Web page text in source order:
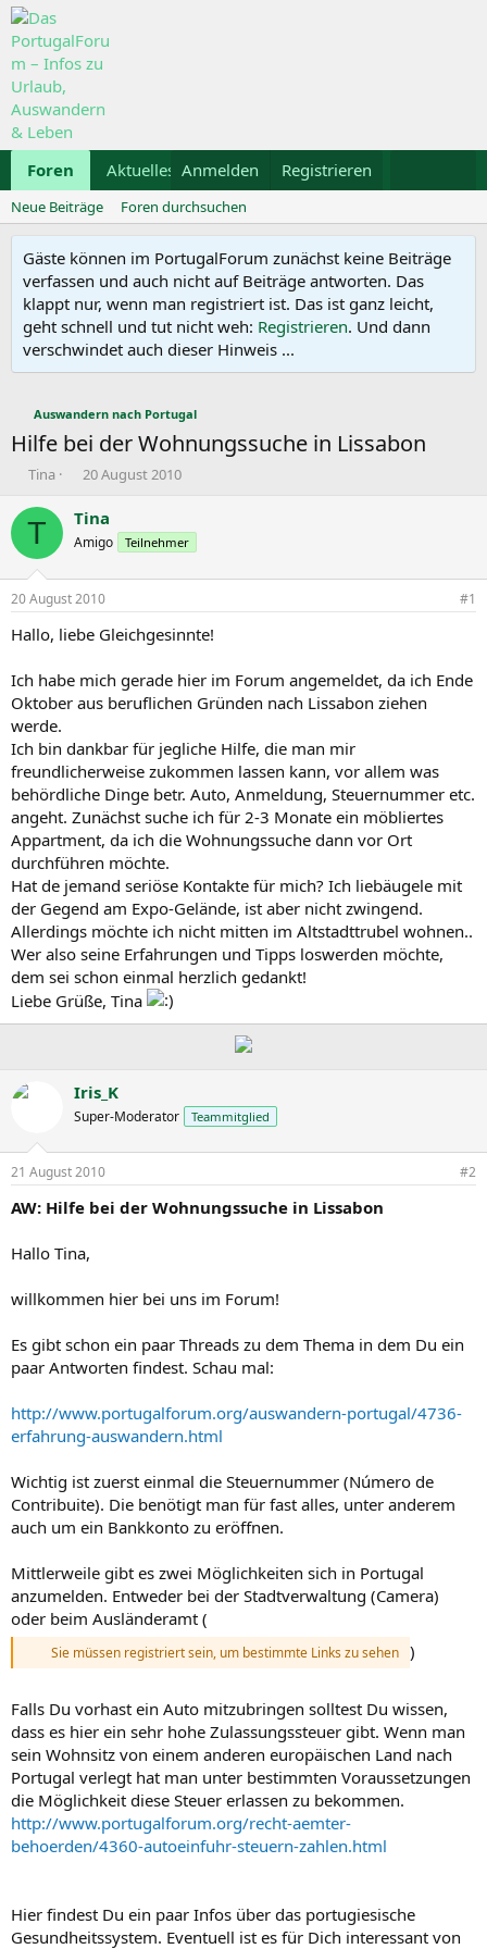
Foren Aktuelles Galerie Kalender
Anmelden Registrieren
Neue Beiträge Foren durchsuchen
Gäste können im PortugalForum zunächst keine Beiträge
verfassen und auch nicht auf Beiträge antworten. Das
klappt nur, wenn man registriert ist. Das ist ganz leicht,
geht schnell und tut nicht weh: Registrieren. Und dann
verschwindet auch dieser Hinweis ...
Auswandern nach Portugal
Hilfe bei der Wohnungssuche in Lissabon
E
s
t
e
r
Tina
E
s
e
l
t
a
20 August 2010
T Tina
Amigo Teilnehmer
20 August 2010 #1
Hallo, liebe Gleichgesinnte!
Ich habe mich gerade hier im Forum angemeldet, da ich Ende
Oktober aus beruflichen Gründen nach Lissabon ziehen
werde.
Ich bin dankbar für jegliche Hilfe, die man mir
freundlicherweise zukommen lassen kann, vor allem was
behördliche Dinge betr. Auto, Anmeldung, Steuernummer etc.
angeht. Zunächst suche ich für 2-3 Monate ein möbliertes
Appartment, da ich die Wohnungssuche dann vor Ort
durchführen möchte.
Hat de jemand seriöse Kontakte für mich? Ich liebäugele mit
der Gegend am Expo-Gelände, ist aber nicht zwingend.
Allerdings möchte ich nicht mitten im Altstadttrubel wohnen..
Wer also seine Erfahrungen und Tipps loswerden möchte,
dem sei schon einmal herzlich gedankt!
Liebe Grüße, Tina
Iris_K
Super-Moderator Teammitglied
21 August 2010 #2
AW: Hilfe bei der Wohnungssuche in Lissabon
Hallo Tina,
willkommen hier bei uns im Forum!
Es gibt schon ein paar Threads zu dem Thema in dem Du ein
paar Antworten findest. Schau mal:
http://www.portugalforum.org/auswandern-portugal/4736-
erfahrung-auswandern.html
Wichtig ist zuerst einmal die Steuernummer (Número de
Contribuite). Die benötigt man für fast alles, unter anderem
auch um ein Bankkonto zu eröffnen.
Mittlerweile gibt es zwei Möglichkeiten sich in Portugal
anzumelden. Entweder bei der Stadtverwaltung (Camera)
oder beim Ausländeramt (
Sie müssen registriert sein, um bestimmte Links zu sehen )
Falls Du vorhast ein Auto mitzubringen solltest Du wissen,
dass es hier ein sehr hohe Zulassungssteuer gibt. Wenn man
sein Wohnsitz von einem anderen europäischen Land nach
Portugal verlegt hat man unter bestimmten Voraussetzungen
die Möglichkeit diese Steuer erlassen zu bekommen.
http://www.portugalforum.org/recht-aemter-
behoerden/4360-autoeinfuhr-steuern-zahlen.html
Hier findest Du ein paar Infos über das portugiesische
Gesundheitssystem. Eventuell ist es für Dich interessant von